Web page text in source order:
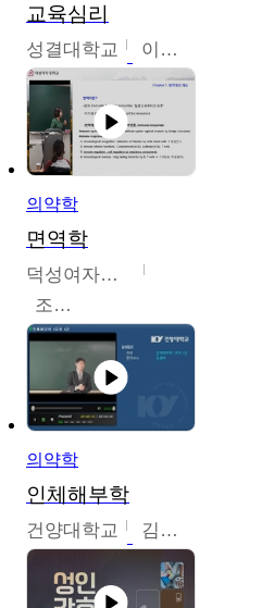
교육심리
성결대학교 이수경
의약학
면역학
덕성여자대학교
조효선
의약학
인체해부학
건양대학교 김철태